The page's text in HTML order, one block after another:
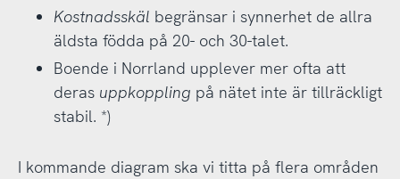
Kostnadsskäl begränsar i synnerhet de allra
äldsta födda på 20- och 30-talet.
Boende i Norrland upplever mer ofta att
deras uppkoppling på nätet inte är tillräckligt
stabil. *)
I kommande diagram ska vi titta på flera områden